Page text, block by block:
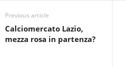
Previous article
Calciomercato Lazio,
mezza rosa in partenza?